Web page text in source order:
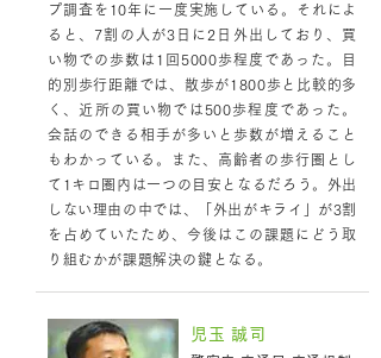
プ調査を10年に一度実施している。それによ
ると、7割の人が3日に2日外出しており、買
い物での歩数は1回5000歩程度であった。目
的別歩行距離では、散歩が1800歩と比較的多
く、近所の買い物では500歩程度であった。
会話のできる相手が多いと歩数が増えること
もわかっている。また、高齢者の歩行圏とし
て1キロ圏内は一つの目安となるだろう。外出
しない理由の中では、「外出がキライ」が3割
を占めていたため、今後はこの課題にどう取
り組むかが課題解決の鍵となる。
児玉 誠司